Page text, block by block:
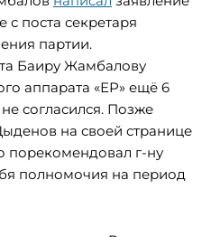
с поста секретаря
партии.
Баиру Жамбалову
аппарата «ЕР» ещё 6
согласился. Позже
на своей странице
порекомендовал г-ну
полномочия на период